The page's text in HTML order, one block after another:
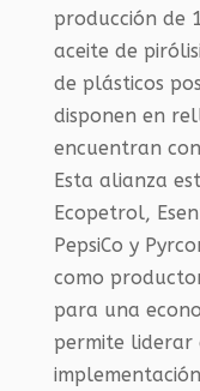
producción de
aceite de
de plásticos
disponen en
encuentran
Esta alianza
Ecopetrol,
PepsiCo y
como
para una
permite